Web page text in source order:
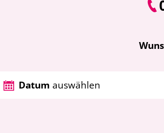
Datum auswählen